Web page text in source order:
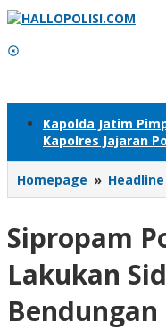
Lewati
konten
Kapolda Jatim
Kapolres Jajaran
Homepage » Headline
Sipropam
Lakukan
Bendungan